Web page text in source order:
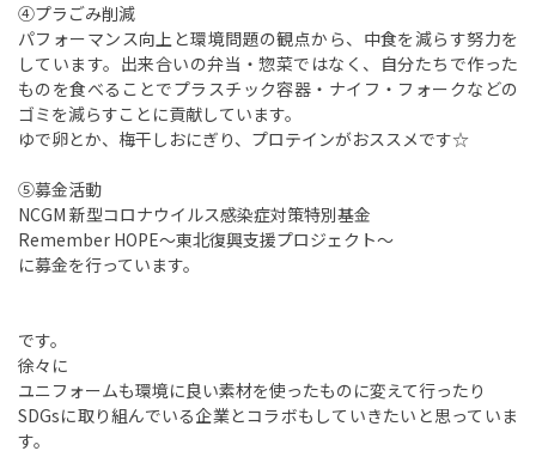
④プラごみ削減
パフォーマンス向上と環境問題の観点から、中食を減らす努力を
しています。出来合いの弁当・惣菜ではなく、自分たちで作った
ものを食べることでプラスチック容器・ナイフ・フォークなどの
ゴミを減らすことに貢献しています。
ゆで卵とか、梅干しおにぎり、プロテインがおススメです☆
⑤募金活動
NCGM 新型コロナウイルス感染症対策特別基金
Remember HOPE～東北復興支援プロジェクト～
に募金を行っています。
です。
徐々に
ユニフォームも環境に良い素材を使ったものに変えて行ったり
SDGsに取り組んでいる企業とコラボもしていきたいと思っていま
す。